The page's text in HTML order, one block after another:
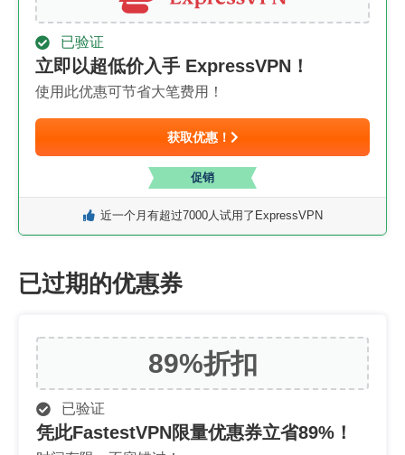
已验证
立即以超低价入手 ExpressVPN！
使用此优惠可节省大笔费用！
获取优惠！
促销
近一个月有超过7000人试用了ExpressVPN
已过期的优惠券
89%折扣
已验证
凭此FastestVPN限量优惠券立省89%！